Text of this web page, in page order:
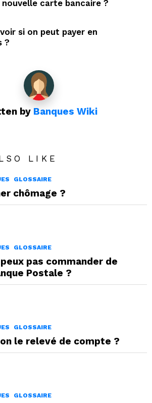
nouvelle carte bancaire ?
si on peut payer en
?
by Banques Wiki
LIKE
GLOSSAIRE
chômage ?
GLOSSAIRE
pas commander de
Postale ?
GLOSSAIRE
le relevé de compte ?
GLOSSAIRE